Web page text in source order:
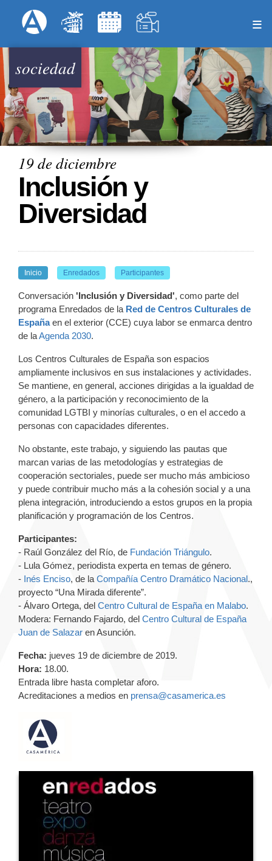
al
principal
Menú Superior
sociedad
19 de diciembre
Inclusión y
Diversidad
Inicio Enredados Participantes
Conversación 'Inclusión y Diversidad', como parte del
programa Enredados de la Red de Centros Culturales de
Españaen el exterior (CCE) cuya labor se enmarca dentro
de laAgenda 2030.
Los Centros Culturales de España son espacios
ampliamente inclusivos en sus instalaciones y actividades.
Se mantiene, en general, acciones dirigidas a la igualdad de
género, a la participación y reconocimiento de la
comunidad LGTBI y minorías culturales, o en el accedo a
personas con capacidades diferentes.
No obstante, este trabajo, y siguiendo las pautas que
marcan varias de las metodologías y estrategias de
cooperación sectoriales, puede ser mucho más ambicioso
y puede contribuir mucho más a la cohesión social y a una
plena integración, introduciendo a estos grupos en la propia
planificación y programación de los Centros.
Participantes:
- Raúl González del Río, de Fundación Triángulo.
- Lula Gómez, periodista experta en temas de género.
- Inés Enciso, de la Compañía Centro Dramático Nacional.,
proyecto “Una Mirada diferente”.
- Álvaro Ortega, del Centro Cultural de España en Malabo.
Modera: Fernando Fajardo, del Centro Cultural de España
Juan de Salazar en Asunción.
Fecha: jueves 19 de diciembre de 2019.
Hora: 18.00.
Entrada libre hasta completar aforo.
Acreditaciones a medios en prensa@casamerica.es